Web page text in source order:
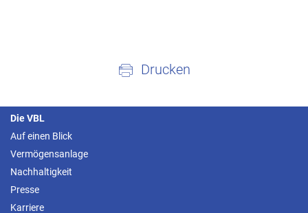
Drucken
Die VBL
Auf einen Blick
Vermögensanlage
Nachhaltigkeit
Presse
Karriere